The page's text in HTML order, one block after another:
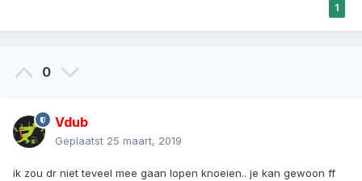
1
0
Vdub
Geplaatst 25 maart, 2019
ik zou dr niet teveel mee gaan lopen knoeien.. je kan gewoon ff